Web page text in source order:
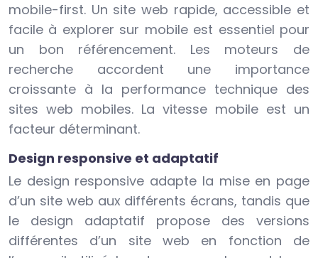
mobile-first. Un site web rapide, accessible et
facile à explorer sur mobile est essentiel pour
un bon référencement. Les moteurs de
recherche accordent une importance
croissante à la performance technique des
sites web mobiles. La vitesse mobile est un
facteur déterminant.
Design responsive et adaptatif
Le design responsive adapte la mise en page
d’un site web aux différents écrans, tandis que
le design adaptatif propose des versions
différentes d’un site web en fonction de